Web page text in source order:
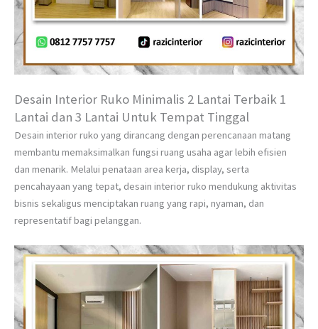
Desain Interior Ruko Minimalis 2 Lantai Terbaik 1
Lantai dan 3 Lantai Untuk Tempat Tinggal
Desain interior ruko yang dirancang dengan perencanaan matang
membantu memaksimalkan fungsi ruang usaha agar lebih efisien
dan menarik. Melalui penataan area kerja, display, serta
pencahayaan yang tepat, desain interior ruko mendukung aktivitas
bisnis sekaligus menciptakan ruang yang rapi, nyaman, dan
representatif bagi pelanggan.